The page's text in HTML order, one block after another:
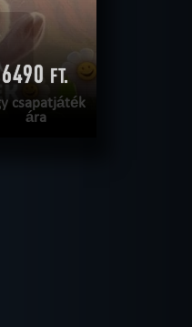
6490 FT.
csapatjáték
ára